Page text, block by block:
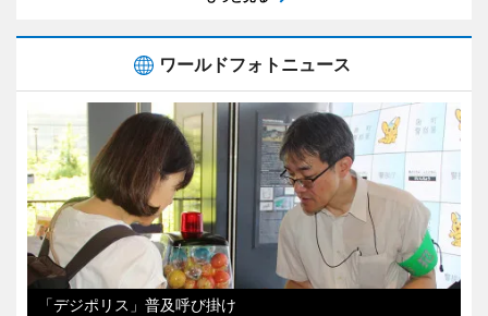
ワールドフォトニュース
「デジポリス」普及呼び掛け